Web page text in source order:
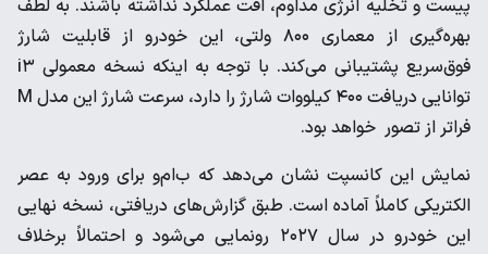
پیست و تخلیه انرژی مداوم، افت عملکرد نداشته باشند. به لطف
بهره‌گیری از معماری ۸۰۰ ولتی، این خودرو از قابلیت شارژ
فوق‌سریع پشتیبانی می‌کند. با توجه به اینکه نسخه معمولی i۳
توانایی دریافت ۴۰۰ کیلووات شارژ را دارد، سرعت شارژ این مدل M
فراتر از تصور خواهد بود.
نمایش این کانسپت نشان می‌دهد که ب‌ام‌و برای ورود به عصر
الکتریکی کاملاً آماده است. طبق گزارش‌های دریافتی، نسخه نهایی
این خودرو در سال ۲۰۲۷ رونمایی می‌شود و احتمالاً برخلاف